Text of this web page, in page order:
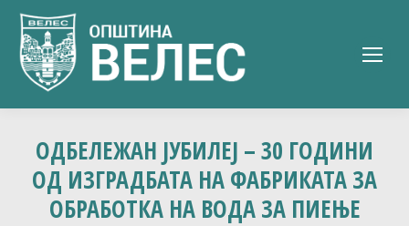
ОДБЕЛЕЖАН ЈУБИЛЕЈ – 30 ГОДИНИ
ОД ИЗГРАДБАТА НА ФАБРИКАТА ЗА
ОБРАБОТКА НА ВОДА ЗА ПИЕЊЕ